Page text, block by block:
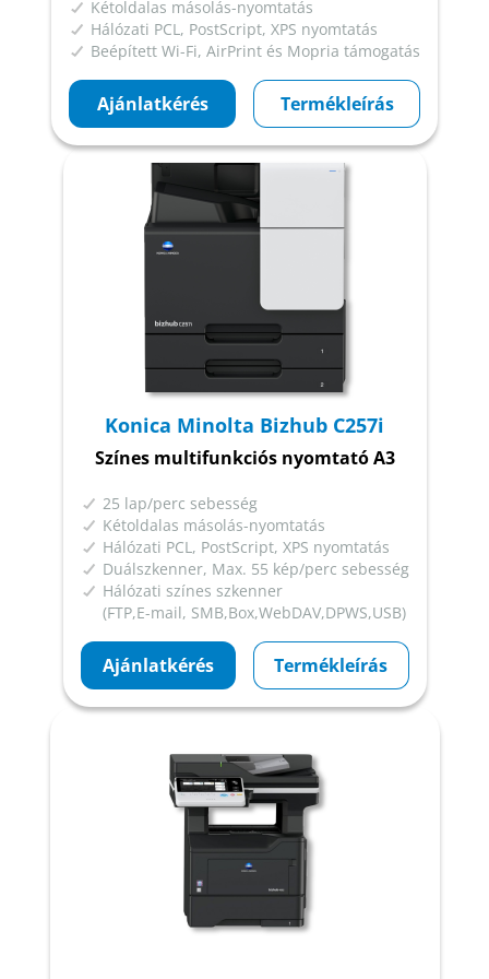
Kétoldalas másolás-nyomtatás
Hálózati PCL, PostScript, XPS nyomtatás
Beépített Wi-Fi, AirPrint és Mopria támogatás
Ajánlatkérés Termékleírás
Konica Minolta Bizhub C257i
Színes multifunkciós nyomtató A3
25 lap/perc sebesség
Kétoldalas másolás-nyomtatás
Hálózati PCL, PostScript, XPS nyomtatás
Duálszkenner, Max. 55 kép/perc sebesség
Hálózati színes szkenner
(FTP,E-mail, SMB,Box,WebDAV,DPWS,USB)
Ajánlatkérés Termékleírás